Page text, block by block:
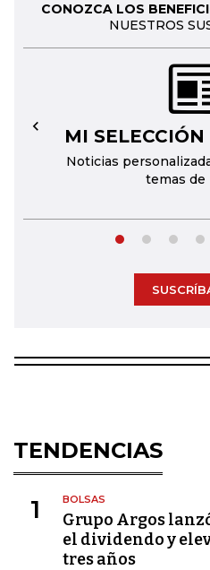
CONOZCA LOS
NUESTROS
MI
Noticias
temas de
←
TENDENCIAS
1 BOLSAS
Grupo Argos
el dividendo y
tres años